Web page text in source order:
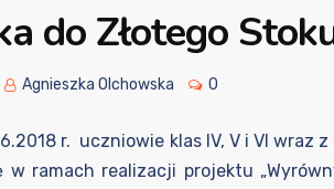
do Złotego
Agnieszka Olchowska 0
r. uczniowie klas IV, V i VI wraz
w ramach realizacji projektu